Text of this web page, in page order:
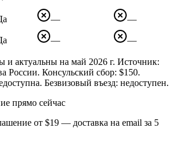
—
—
— —
и актуальны на май 2026 г. Источник:
России. Консульский сбор: $150.
Безвизовый въезд: недоступен.
прямо сейчас
от $19 — доставка на email за 5